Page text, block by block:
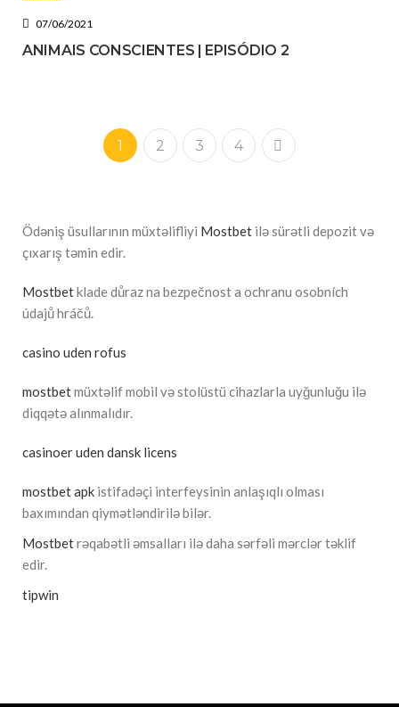
07/06/2021
ANIMAIS CONSCIENTES | EPISÓDIO 2
1 2 3 4
Ödəniş üsullarının müxtəlifliyi Mostbet ilə sürətli depozit və
çıxarış təmin edir.
Mostbetklade důraz na bezpečnost a ochranu osobních
údajů hráčů.
casino uden rofus
mostbetmüxtəlif mobil və stolüstü cihazlarla uyğunluğu ilə
diqqətə alınmalıdır.
casinoer uden dansk licens
mostbet apk istifadəçi interfeysinin anlaşıqlı olması
baxımından qiymətləndirilə bilər.
Mostbetrəqabətli əmsalları ilə daha sərfəli mərclər təklif
edir.
tipwin